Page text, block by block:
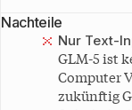
Nachteile
Nur Text-
GLM-5 ist
Computer
zukünftig